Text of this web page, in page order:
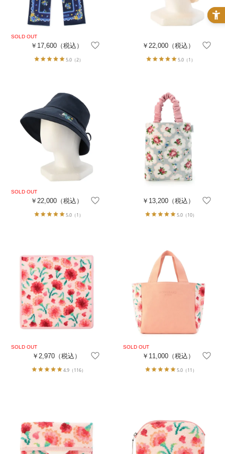
￥17,600（税込）
5.0 （2）
￥22,000 （税込）
5.0（1）
￥22,000（税込）
5.0 （1）
￥13,200 （税込）
5.0（10）
￥2,970 （税込）
4.9 （116）
￥11,000 （税込）
5.0（11）